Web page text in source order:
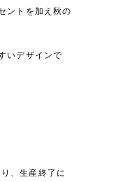
ントを加え秋の
いデザインで
、生産終了に